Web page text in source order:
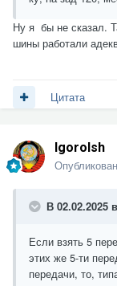
П П С. Сообщение
флуда
Ну я бы не сказал.
шины работали
Цитата
Igorolsh
В 02.02.2025
Если взять 5
этих же 5-ти
передачи, то,